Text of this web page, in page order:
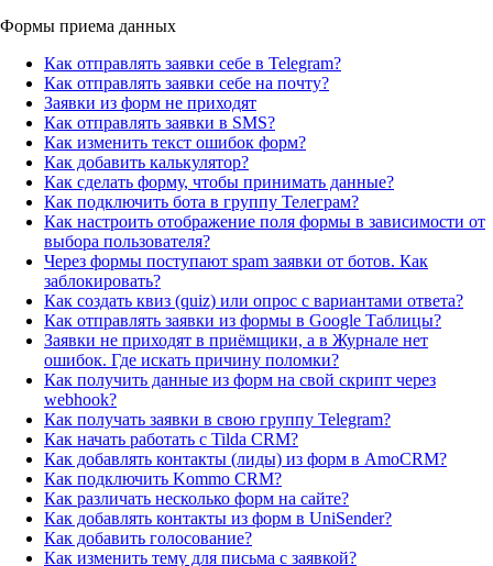
Формы приема данных
Как отправлять заявки себе в Telegram?
Как отправлять заявки себе на почту?
Заявки из форм не приходят
Как отправлять заявки в SMS?
Как изменить текст ошибок форм?
Как добавить калькулятор?
Как сделать форму, чтобы принимать данные?
Как подключить бота в группу Телеграм?
Как настроить отображение поля формы в зависимости от
выбора пользователя?
Через формы поступают spam заявки от ботов. Как
заблокировать?
Как создать квиз (quiz) или опрос с вариантами ответа?
Как отправлять заявки из формы в Google Таблицы?
Заявки не приходят в приёмщики, а в Журнале нет
ошибок. Где искать причину поломки?
Как получить данные из форм на свой скрипт через
webhook?
Как получать заявки в свою группу Telegram?
Как начать работать с Tilda CRM?
Как добавлять контакты (лиды) из форм в AmoCRM?
Как подключить Kommo CRM?
Как различать несколько форм на сайте?
Как добавлять контакты из форм в UniSender?
Как добавить голосование?
Как изменить тему для письма с заявкой?